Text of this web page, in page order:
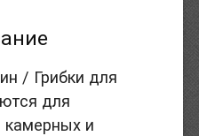
/ Грибки для
для
камерных и